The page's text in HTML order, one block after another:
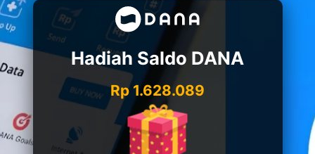
Hadiah Saldo DANA
Rp 1.628.089